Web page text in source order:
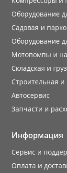
Оборудование
Садовая и
Оборудование
Мотопомпы и
Складская и
Строительная
Автосервис
Запчасти и
Информация
Сервис и
Оплата и